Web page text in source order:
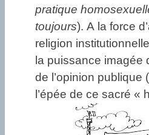
pratique
toujours). A la force
religion
la puissance imagée
de l’opinion publique
l’épée de ce sacré «